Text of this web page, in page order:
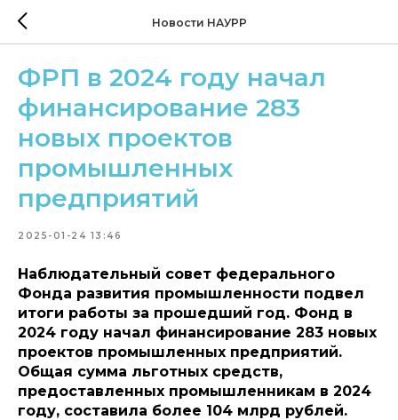
Новости НАУРР
ФРП в 2024 году начал
финансирование 283
новых проектов
промышленных
предприятий
2025-01-24 13:46
Наблюдательный совет федерального
Фонда развития промышленности подвел
итоги работы за прошедший год. Фонд в
2024 году начал финансирование 283 новых
проектов промышленных предприятий.
Общая сумма льготных средств,
предоставленных промышленникам в 2024
году, составила более 104 млрд рублей.